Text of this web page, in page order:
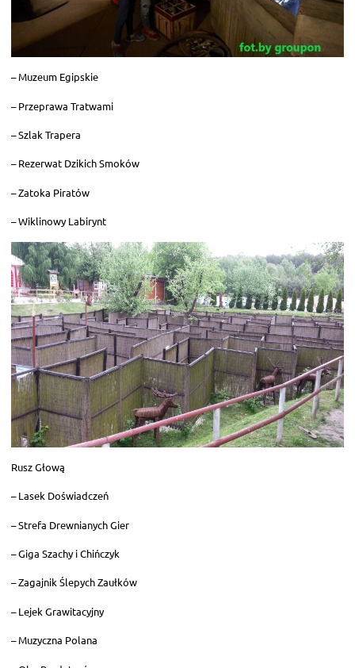
– Muzeum Egipskie
– Przeprawa Tratwami
– Szlak Trapera
– Rezerwat Dzikich Smoków
– Zatoka Piratów
– Wiklinowy Labirynt
Rusz Głową
– Lasek Doświadczeń
– Strefa Drewnianych Gier
– Giga Szachy i Chińczyk
– Zagajnik Ślepych Zaułków
– Lejek Grawitacyjny
– Muzyczna Polana